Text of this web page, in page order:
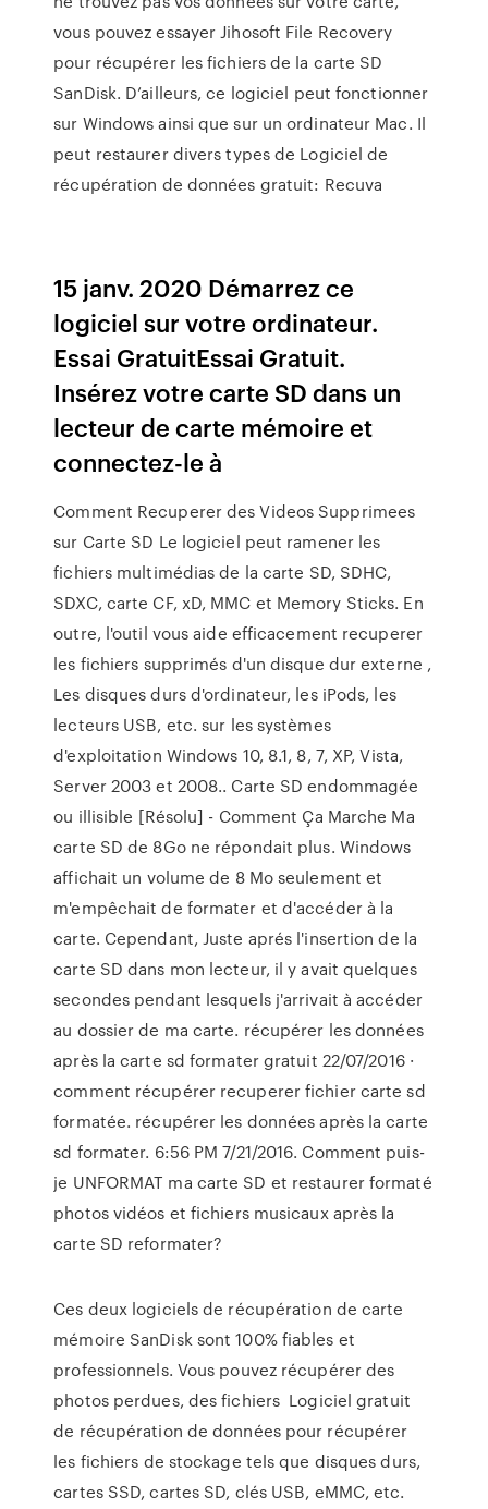
vous pouvez essayer Jihosoft File Recovery
pour récupérer les fichiers de la carte SD
SanDisk. D’ailleurs, ce logiciel peut fonctionner
sur Windows ainsi que sur un ordinateur Mac. Il
peut restaurer divers types de Logiciel de
récupération de données gratuit: Recuva
15 janv. 2020 Démarrez ce
logiciel sur votre ordinateur.
Essai GratuitEssai Gratuit.
Insérez votre carte SD dans un
lecteur de carte mémoire et
connectez-le à
Comment Recuperer des Videos Supprimees
sur Carte SD Le logiciel peut ramener les
fichiers multimédias de la carte SD, SDHC,
SDXC, carte CF, xD, MMC et Memory Sticks. En
outre, l'outil vous aide efficacement recuperer
les fichiers supprimés d'un disque dur externe ,
Les disques durs d'ordinateur, les iPods, les
lecteurs USB, etc. sur les systèmes
d'exploitation Windows 10, 8.1, 8, 7, XP, Vista,
Server 2003 et 2008.. Carte SD endommagée
ou illisible [Résolu] - Comment Ça Marche Ma
carte SD de 8Go ne répondait plus. Windows
affichait un volume de 8 Mo seulement et
m'empêchait de formater et d'accéder à la
carte. Cependant, Juste aprés l'insertion de la
carte SD dans mon lecteur, il y avait quelques
secondes pendant lesquels j'arrivait à accéder
au dossier de ma carte. récupérer les données
après la carte sd formater gratuit 22/07/2016 ·
comment récupérer recuperer fichier carte sd
formatée. récupérer les données après la carte
sd formater. 6:56 PM 7/21/2016. Comment puis-
je UNFORMAT ma carte SD et restaurer formaté
photos vidéos et fichiers musicaux après la
carte SD reformater?
Ces deux logiciels de récupération de carte
mémoire SanDisk sont 100% fiables et
professionnels. Vous pouvez récupérer des
photos perdues, des fichiers Logiciel gratuit
de récupération de données pour récupérer
les fichiers de stockage tels que disques durs,
cartes SSD, cartes SD, clés USB, eMMC, etc.